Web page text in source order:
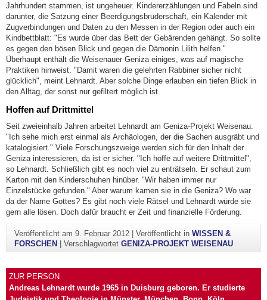
Jahrhundert stammen, ist ungeheuer. Kindererzählungen und Fabeln sind
darunter, die Satzung einer Beerdigungsbruderschaft, ein Kalender mit
Zugverbindungen und Daten zu den Messen in der Region oder auch ein
Kindbettblatt: "Es wurde über das Bett der Gebärenden gehängt. So sollte
es gegen den bösen Blick und gegen die Dämonin Lilith helfen."
Überhaupt enthält die Weisenauer Geniza einiges, was auf magische
Praktiken hinweist. "Damit waren die gelehrten Rabbiner sicher nicht
glücklich", meint Lehnardt. Aber solche Dinge erlauben ein tiefen Blick in
den Alltag, der sonst nur gefiltert möglich ist.
Hoffen auf Drittmittel
Seit zweieinhalb Jahren arbeitet Lehnardt am Geniza-Projekt Weisenau.
"Ich sehe mich erst einmal als Archäologen, der die Sachen ausgräbt und
katalogisiert." Viele Forschungszweige werden sich für den Inhalt der
Geniza interessieren, da ist er sicher. "Ich hoffe auf weitere Drittmittel",
so Lehnardt. Schließlich gibt es noch viel zu enträtseln. Er schaut zum
Karton mit den Kinderschuhen hinüber. "Wir haben immer nur
Einzelstücke gefunden." Aber warum kamen sie in die Geniza? Wo war
da der Name Gottes? Es gibt noch viele Rätsel und Lehnardt würde sie
gern alle lösen. Doch dafür braucht er Zeit und finanzielle Förderung.
Veröffentlicht am 9. Februar 2012| Veröffentlicht in WISSEN &
FORSCHEN| Verschlagwortet GENIZA-PROJEKT WEISENAU
ZUR PERSON
Andreas Lehnardt wurde 1965 in Duisburg geboren. Er studierte